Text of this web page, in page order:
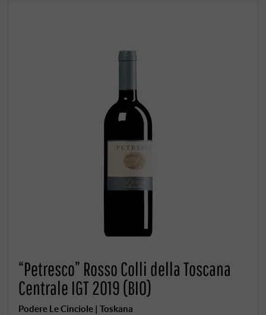
“Petresco” Rosso Colli della Toscana
Centrale IGT 2019 (BIO)
Podere Le Cinciole | Toskana